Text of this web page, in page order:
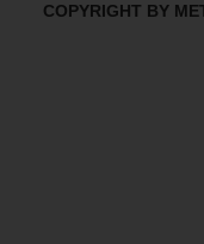
COPYRIGHT BY